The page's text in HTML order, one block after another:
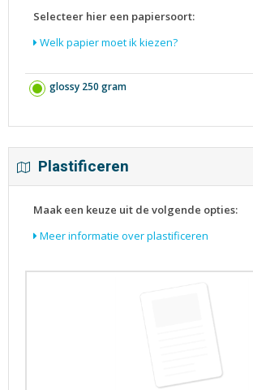
Selecteer hier een papiersoort:
Welk papier moet ik kiezen?
glossy 250 gram
Plastificeren
Maak een keuze uit de volgende opties:
Meer informatie over plastificeren